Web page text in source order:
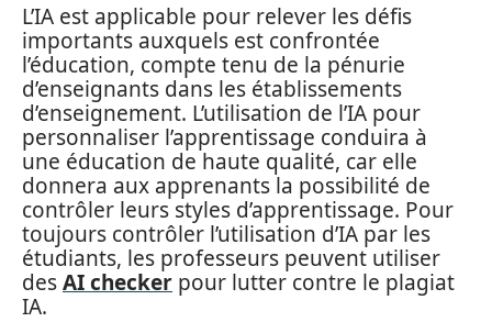
L’IA est applicable pour relever les défis
importants auxquels est confrontée
l’éducation, compte tenu de la pénurie
d’enseignants dans les établissements
d’enseignement. L’utilisation de l’IA pour
personnaliser l’apprentissage conduira à
une éducation de haute qualité, car elle
donnera aux apprenants la possibilité de
contrôler leurs styles d’apprentissage. Pour
toujours contrôler l’utilisation d’IA par les
étudiants, les professeurs peuvent utiliser
desAI checker pour lutter contre le plagiat
IA.